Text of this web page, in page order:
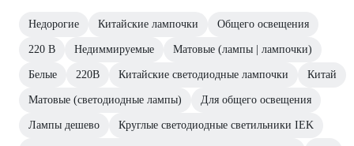
Недорогие Китайские лампочки Общего освещения
220 В Недиммируемые Матовые (лампы | лампочки)
Белые 220В Китайские светодиодные лампочки Китай
Матовые (светодиодные лампы) Для общего освещения
Лампы дешево Круглые светодиодные светильники IEK